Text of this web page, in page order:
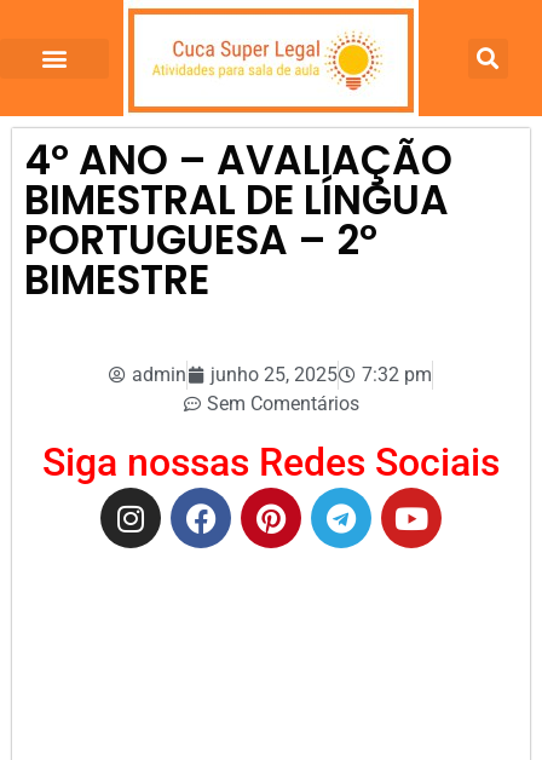
4º ANO – AVALIAÇÃO
BIMESTRAL DE LÍNGUA
PORTUGUESA – 2º
BIMESTRE
admin junho 25, 2025
7:32 pm
Sem Comentários
Siga nossas Redes Sociais